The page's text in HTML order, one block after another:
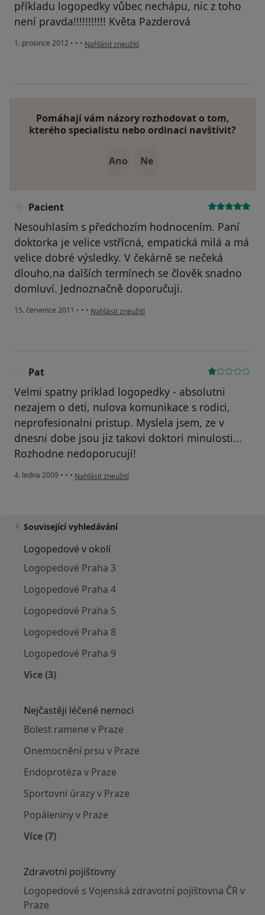
příkladu logopedky vůbec nechápu, nic z toho
není pravda!!!!!!!!!!! Květa Pazderová
1. prosince 2012 • • • podle názoru uživatele Váš účet byl odstraněn
Nahlásit zneužití
Pomáhají vám názory rozhodovat o tom,
kterého specialistu nebo ordinaci navštívit?
Ano Ne
Pacient
Nesouhlasím s předchozím hodnocením. Paní
doktorka je velice vstřícná, empatická milá a má
velice dobré výsledky. V čekárně se nečeká
dlouho,na dalších termínech se člověk snadno
domluví. Jednoznačně doporučuji.
15. července 2011 • • • podle názoru uživatele Pacient
Nahlásit zneužití
Pat
Velmi spatny priklad logopedky - absolutni
nezajem o deti, nulova komunikace s rodici,
neprofesionalni pristup. Myslela jsem, ze v
dnesni dobe jsou jiz takovi doktori minulosti...
Rozhodne nedoporucuji!
4. ledna 2009 • • • podle názoru uživatele Pat
Nahlásit zneužití
Související vyhledávání
Logopedové v okolí
Logopedové Praha 3
Logopedové Praha 4
Logopedové Praha 5
Logopedové Praha 8
Logopedové Praha 9
Více (3)
Nejčastěji léčené nemoci
Bolest ramene v Praze
Onemocnění prsu v Praze
Endoprotéza v Praze
Sportovní úrazy v Praze
Popáleniny v Praze
Více (7)
Zdravotní pojišťovny
Logopedové s Vojenská zdravotní pojišťovna ČR v
Praze